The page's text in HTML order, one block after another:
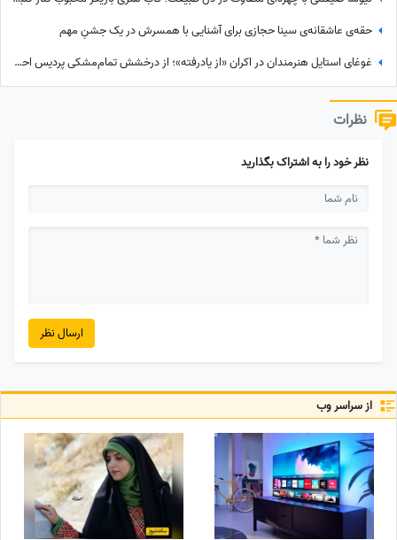
حقه‌ی عاشقانه‌ی سینا حجازی برای آشنایی با همسرش در یک جشنِ مهم
غوغای استایل هنرمندان در اکران «از یادرفته»؛ از درخشش تمام‌مشکی پردیس احمدیه و آزیتا حاجیان تا تیپ اسپورت سینا مهراد و مجید مظفری
نظرات
نظر خود را به اشتراک بگذارید
ارسال نظر
از سراسر وب